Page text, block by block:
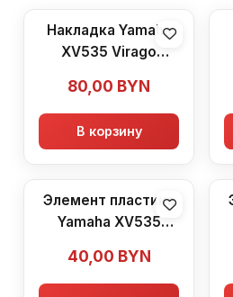
Накладка Yamaha
XV535 Virago
80,00 BYN
В корзину
Элемент пластика
Yamaha XV535
40,00 BYN